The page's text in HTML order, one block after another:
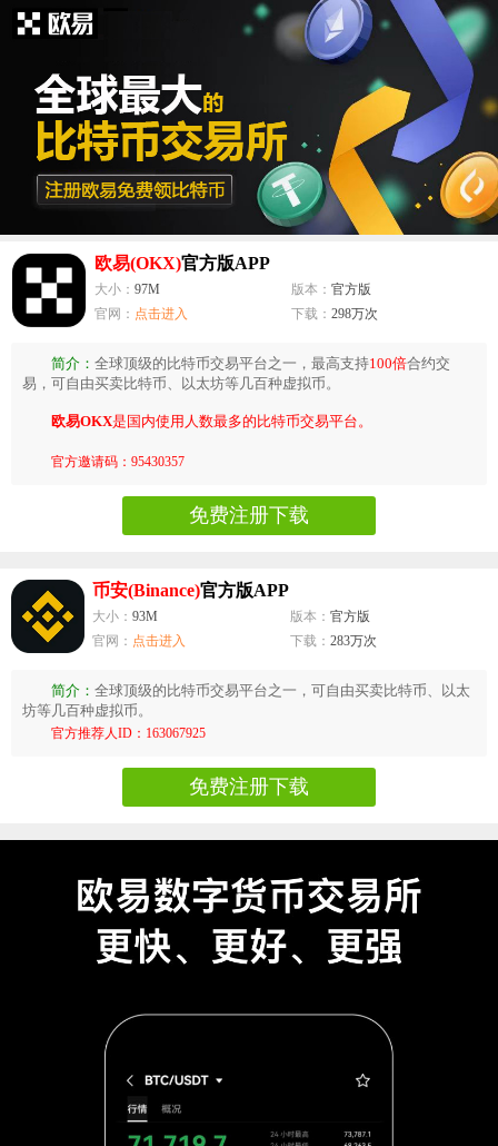
欧易(OKX)官方版APP
大小： 97M 版本： 官方版
官网： 点击进入 下载： 298万次
简介： 全球顶级的比特币交易平台之一，最高支持100倍合约交
易，可自由买卖比特币、以太坊等几百种虚拟币。
欧易OKX是国内使用人数最多的比特币交易平台。
官方邀请码：95430357
免费注册下载
币安(Binance)官方版APP
大小： 93M 版本： 官方版
官网： 点击进入 下载： 283万次
简介： 全球顶级的比特币交易平台之一，可自由买卖比特币、以太
坊等几百种虚拟币。
官方推荐人ID：163067925
免费注册下载